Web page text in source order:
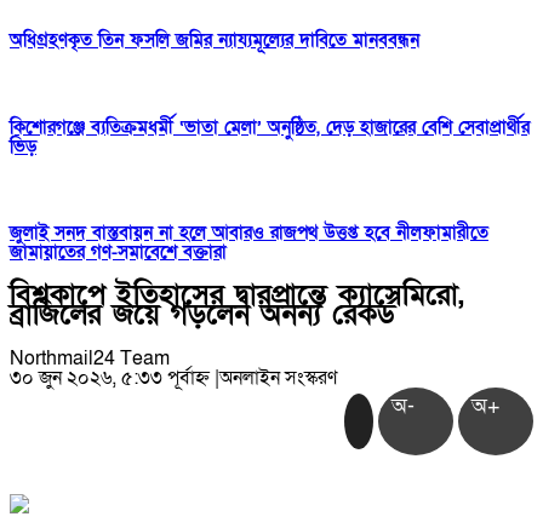
অধিগ্রহণকৃত তিন ফসলি জমির ন্যায্যমূল্যের দাবিতে মানববন্ধন
কিশোরগঞ্জে ব্যতিক্রমধর্মী ‘ভাতা মেলা’ অনুষ্ঠিত, দেড় হাজারের বেশি সেবাপ্রার্থীর
ভিড়
জুলাই সনদ বাস্তবায়ন না হলে আবারও রাজপথ উত্তপ্ত হবে নীলফামারীতে
জামায়াতের গণ-সমাবেশে বক্তারা
বিশ্বকাপে ইতিহাসের দ্বারপ্রান্তে ক্যাসেমিরো,
ব্রাজিলের জয়ে গড়লেন অনন্য রেকর্ড
Northmail24 Team
৩০ জুন ২০২৬, ৫:৩৩ পূর্বাহ্ন|অনলাইন সংস্করণ
অ- অ+